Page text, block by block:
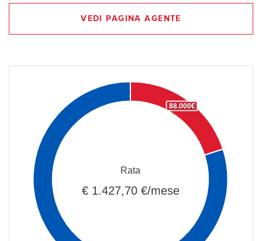
VEDI PAGINA AGENTE
88.000€
Rata
€ 1.427,70 €/mese